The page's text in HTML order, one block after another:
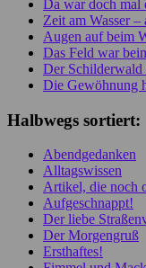
Da war doch mal
Zeit am Wasser –
Augen auf beim
Das Feld war
Der Schilderwald
Die Gewöhnung
Halbwegs sortiert:
Abendgedanken
Alltagswissen
Artikel, die noch
Aufgeschnappt!
Der liebe
Der Morgengruß
Ersthaftes!